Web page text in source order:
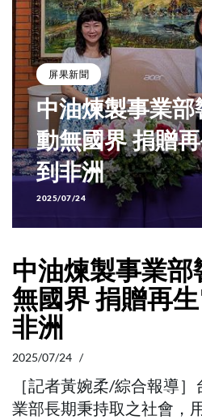
屏果新聞
中油煉製事業
動無國界 捐贈
到非洲
2025/07/24
中油煉製事業
無國界 捐贈再
非洲
2025/07/24 /
［記者黃婉柔/綜合報導
業部長期秉持取之社會，